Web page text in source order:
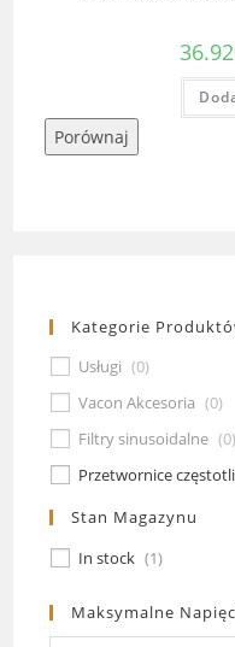
Porównaj
Kategorie
Usługi (0)
Vacon Akcesoria (0)
Filtry sinusoidalne (0)
Przetwornice
Stan Magazynu
In stock (1)
Maksymalne